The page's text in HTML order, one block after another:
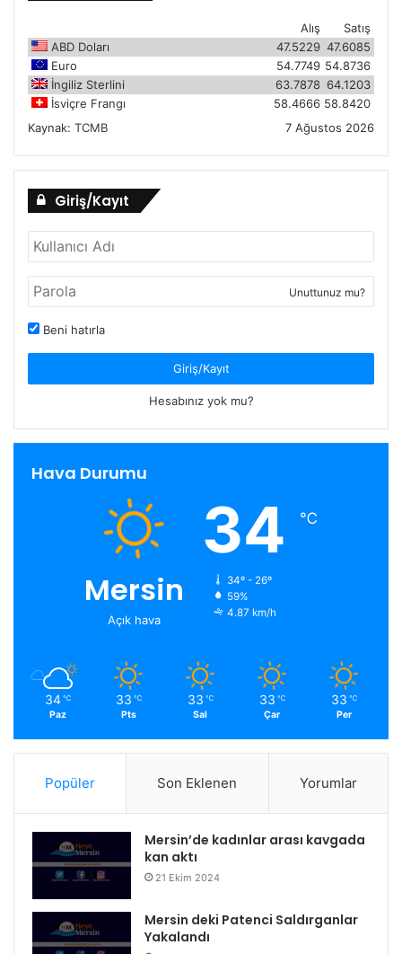
Satış
Alış
ABD Doları
47.6085
47.5229
Euro
54.8736
54.7749
İngiliz Sterlini
64.1203
63.7878
İsviçre Frangı
58.8420
58.4666
Kaynak: TCMB 7 Ağustos 2026
Giriş/Kayıt
Unuttunuz mu?
Beni hatırla
Giriş/Kayıt
Hesabınız yok mu?
Hava Durumu
Mersin
Açık hava
34 ℃
34º - 26º
59%
4.87 km/h
34 ℃
Paz
33 ℃
Pts
33 ℃
Sal
33 ℃
Çar
33 ℃
Per
Popüler Son Eklenen Yorumlar
Mersin’de kadınlar arası kavgada
kan aktı
21 Ekim 2024
Mersin deki Patenci Saldırganlar
Yakalandı